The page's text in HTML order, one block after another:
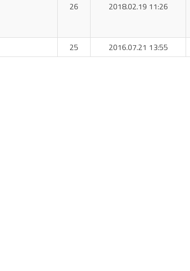
26 2018.02.19 11:26
25 2016.07.21 13:55